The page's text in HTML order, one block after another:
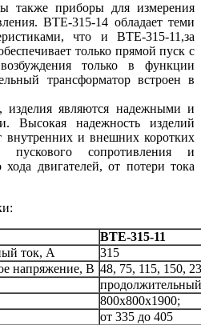
также приборы для измерения
ВТЕ-315-14 обладает теми
что и ВТЕ-315-11,за
только прямой пуск с
только в функции
трансформатор встроен в
изделия являются надежными и
Высокая надежность изделий
внутренних и внешних коротких
сопротивления и
хода двигателей, от потери тока
ВТЕ-315-11
ток, А
315
напряжение, В 48, 75, 115, 150,
продолжительный
800x800x1900;
от 335 до 405